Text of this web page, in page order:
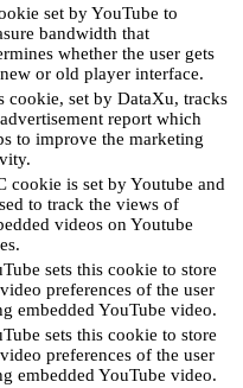
set by YouTube to
bandwidth that
whether the user gets
or old player interface.
cookie, set by DataXu, tracks
report which
to improve the marketing
cookie is set by Youtube and
to track the views of
videos on Youtube
sets this cookie to store
preferences of the user
embedded YouTube video.
sets this cookie to store
preferences of the user
embedded YouTube video.